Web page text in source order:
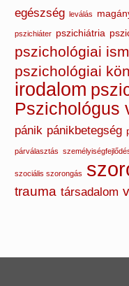
egészség leválás
pszichiáter pszichiátria
pszichológiai
pszichológiai
irodalom
Pszichológus
pánik pánikbetegség
párválasztás
szociális szorongás
trauma társadalom